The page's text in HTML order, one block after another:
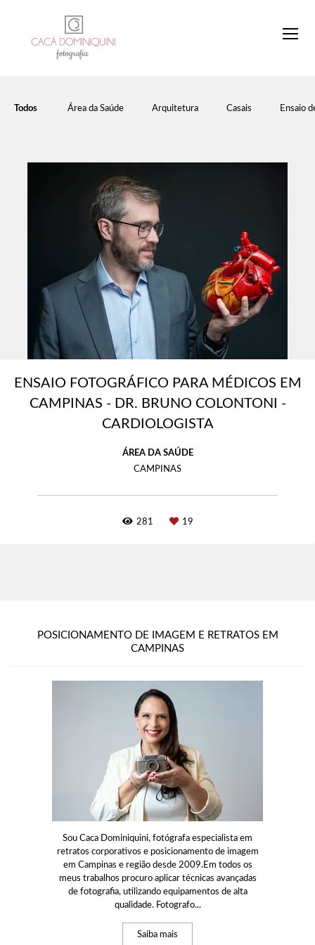
Todos Área da Saúde Arquitetura Casais Ensaio
ENSAIO FOTOGRÁFICO PARA MÉDICOS EM
CAMPINAS - DR. BRUNO COLONTONI -
CARDIOLOGISTA
ÁREA DA SAÚDE
CAMPINAS
281 19
POSICIONAMENTO DE IMAGEM E RETRATOS EM
CAMPINAS
Sou Caca Dominiquini, fotógrafa especialista em
retratos corporativos e posicionamento de imagem
em Campinas e região desde 2009.Em todos os
meus trabalhos procuro aplicar técnicas avançadas
de fotografia, utilizando equipamentos de alta
qualidade. Fotografo...
Saiba mais